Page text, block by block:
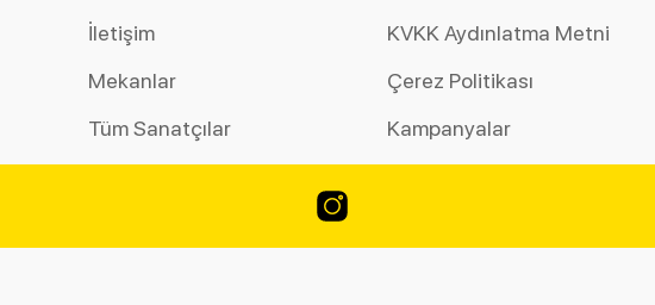
İletişim
Mekanlar
Tüm Sanatçılar
KVKK Aydınlatma Metni
Çerez Politikası
Kampanyalar